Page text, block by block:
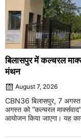
बिलासपुर में कल्चरल
मंथन
August 7, 2026
CBN36 बिलासपुर, 7
अगस्त को “कल्चरल
आयोजन किया जाएगा। यह